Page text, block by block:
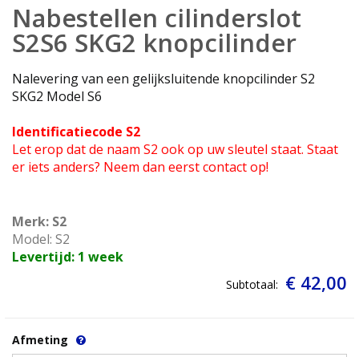
naar
het
begin
de
afbeeldingen-
Nabestellen cilinderslot
S2S6 SKG2 knopcilinder
Nalevering van een gelijksluitende knopcilinder S2
SKG2 Model S6
Identificatiecode S2
Let erop dat de naam S2 ook op uw sleutel staat. Staat
er iets anders? Neem dan eerst contact op!
Merk: S2
Model: S2
Levertijd: 1 week
Subtotaal: € 42,00
Afmeting